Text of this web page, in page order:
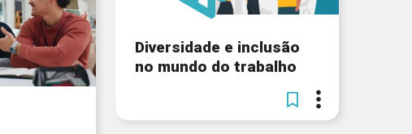
Diversidade e inclusão
no mundo do trabalho